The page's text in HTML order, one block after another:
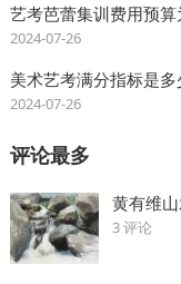
艺考芭蕾集训费用预算
2024-07-26
美术艺考满分指标是多
2024-07-26
评论最多
黄有维
3 评论